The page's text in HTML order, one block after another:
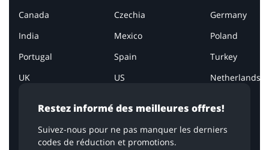
Restez informé des meilleures offres!
Suivez-nous pour ne pas manquer les derniers
codes de réduction et promotions.
Canada
Czechia
Germany
India
Mexico
Poland
Portugal
Spain
Turkey
UK
US Netherlands